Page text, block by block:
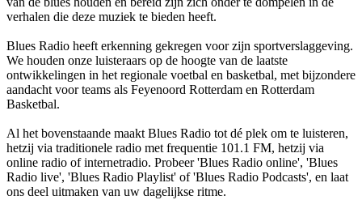
verhalen die deze muziek te bieden heeft.
Blues Radio heeft erkenning gekregen voor zijn sportverslaggeving.
We houden onze luisteraars op de hoogte van de laatste
ontwikkelingen in het regionale voetbal en basketbal, met bijzondere
aandacht voor teams als Feyenoord Rotterdam en Rotterdam
Basketbal.
Al het bovenstaande maakt Blues Radio tot dé plek om te luisteren,
hetzij via traditionele radio met frequentie 101.1 FM, hetzij via
online radio of internetradio. Probeer 'Blues Radio online', 'Blues
Radio live', 'Blues Radio Playlist' of 'Blues Radio Podcasts', en laat
ons deel uitmaken van uw dagelijkse ritme.